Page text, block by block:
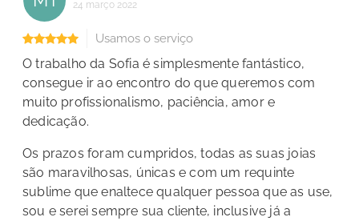
24 março 2022
Usamos o serviço
O trabalho da Sofia é simplesmente fantástico,
consegue ir ao encontro do que queremos com
muito profissionalismo, paciência, amor e
dedicação.
Os prazos foram cumpridos, todas as suas joias
são maravilhosas, únicas e com um requinte
sublime que enaltece qualquer pessoa que as use,
sou e serei sempre sua cliente, inclusive já a